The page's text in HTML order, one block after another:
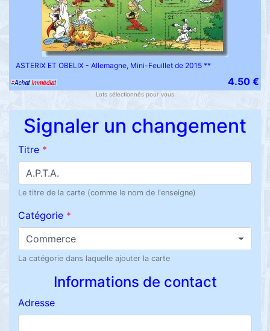
ASTERIX ET OBELIX - Allemagne, Mini-Feuillet de 2015 **
4.50 €
Lots sélectionnés pour vous
Signaler un changement
Titre *
Le titre de la carte (comme le nom de l'enseigne)
Catégorie *
Commerce
La catégorie dans laquelle ajouter la carte
Informations de contact
Adresse